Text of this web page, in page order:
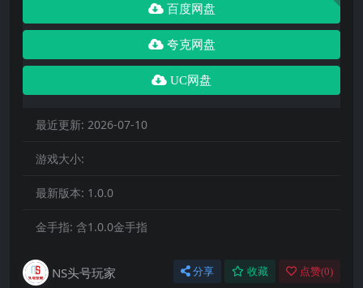
百度网盘
夸克网盘
UC网盘
最近更新: 2026-07-10
游戏大小:
最新版本: 1.0.0
金手指: 含1.0.0金手指
NS头号玩家 分享 收藏 点赞(0)